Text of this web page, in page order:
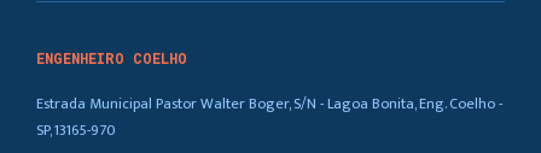
ENGENHEIRO COELHO
Estrada Municipal Pastor Walter Boger, S/N - Lagoa Bonita, Eng. Coelho -
SP, 13165-970